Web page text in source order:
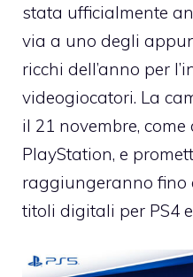
stata ufficialmente
via a uno degli
ricchi dell’anno per
videogiocatori. La
il 21 novembre,
PlayStation, e
raggiungeranno fino
titoli digitali per PS4 e